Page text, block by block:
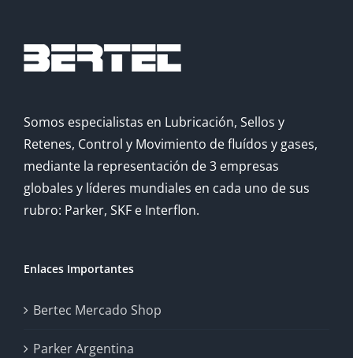
Somos especialistas en Lubricación, Sellos y
Retenes, Control y Movimiento de fluídos y gases,
mediante la representación de 3 empresas
globales y líderes mundiales en cada uno de sus
rubro: Parker, SKF e Interflon.
Enlaces Importantes
Bertec Mercado Shop
Parker Argentina